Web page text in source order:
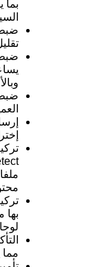
بها
مما